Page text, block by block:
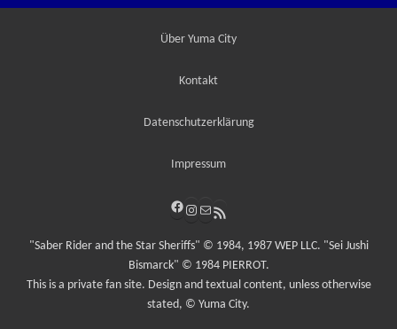
Über Yuma City
Kontakt
Datenschutzerklärung
Impressum
Facebook
Instagram
E-MailRSS-Feed
"Saber Rider and the Star Sheriffs" © 1984, 1987 WEP LLC. "Sei Jushi
Bismarck" © 1984 PIERROT.
This is a private fan site. Design and textual content, unless otherwise
stated, © Yuma City.